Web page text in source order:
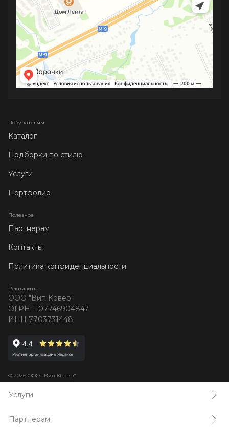
Покупателям
Каталог
Подборки по стилю
Услуги
Портфолио
Полезное
Партнерам
Контакты
Политика конфиденциальности
Реквизиты
ООО "Вип Ковер"
ОГРН 1107746904847
ИНН 7703731448
© 2026 ООО "Вип Ковер"
Услуги
Партнерам